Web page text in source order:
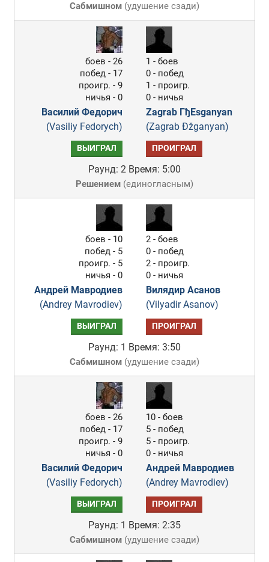
Сабмишном(удушение сзади)
боев - 26
побед - 17
проигр. - 9
ничья - 0
Василий Федорич
(Vasiliy Fedorych)
1 - боев
0 - побед
1 - проигр.
0 - ничья
Zagrab ГђЕѕganyan
(Zagrab Ðžganyan)
ВЫИГРАЛ ПРОИГРАЛ
Раунд: 2 Время: 5:00
Решением(единогласным)
боев - 10
побед - 5
проигр. - 5
ничья - 0
Андрей Мавродиев
(Andrey Mavrodiev)
2 - боев
0 - побед
2 - проигр.
0 - ничья
Вилядир Асанов
(Vilyadir Asanov)
ВЫИГРАЛ ПРОИГРАЛ
Раунд: 1 Время: 3:50
Сабмишном(удушение сзади)
боев - 26
побед - 17
проигр. - 9
ничья - 0
Василий Федорич
(Vasiliy Fedorych)
10 - боев
5 - побед
5 - проигр.
0 - ничья
Андрей Мавродиев
(Andrey Mavrodiev)
ВЫИГРАЛ ПРОИГРАЛ
Раунд: 1 Время: 2:35
Сабмишном(удушение сзади)